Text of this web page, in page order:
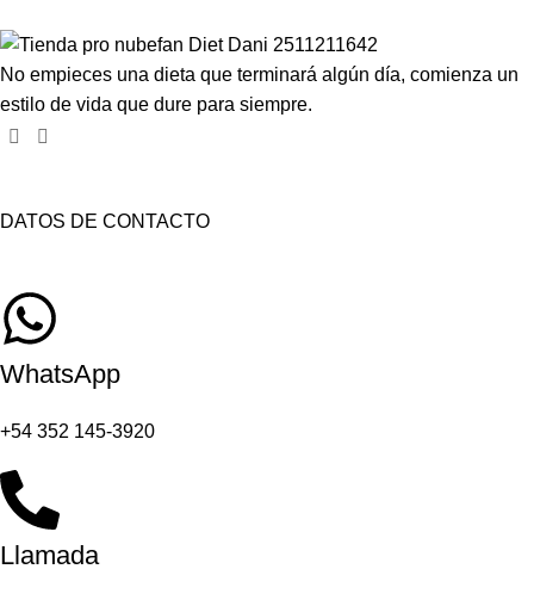
No empieces una dieta que terminará algún día, comienza un
estilo de vida que dure para siempre.
DATOS DE CONTACTO
WhatsApp
+54 352 145-3920
Llamada